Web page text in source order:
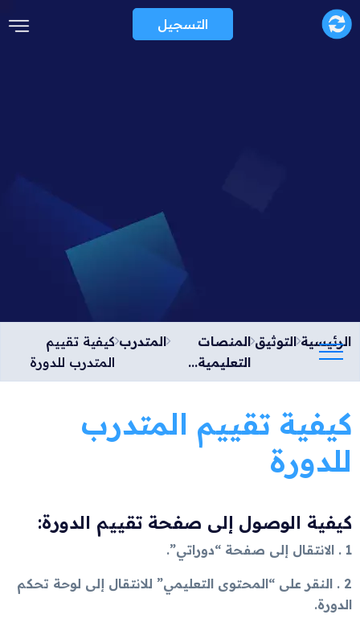
التسجيل
الرئيسية التوثيق المنصات
التعليمية...
المتدرب كيفية تقييم
المتدرب للدورة
كيفية تقييم المتدرب
للدورة
كيفية الوصول إلى صفحة تقييم الدورة:
1 . الانتقال إلى صفحة “دوراتي”.
2 . النقر على “المحتوى التعليمي” للانتقال إلى لوحة تحكم
الدورة.